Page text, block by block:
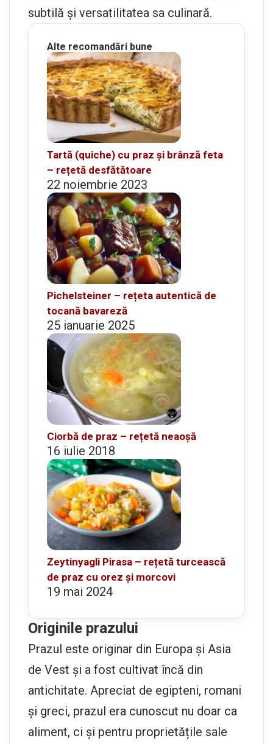
subtilă și versatilitatea sa culinară.
Alte recomandări bune
Tartă (quiche) cu praz și brânză feta
– rețetă desfătătoare
22 noiembrie 2023
Pichelsteiner – rețeta autentică de
tocană bavareză
25 ianuarie 2025
Ciorbă de praz – rețetă neaoșă
16 iulie 2018
Zeytinyagli Pirasa – rețetă turcească
de praz cu orez și morcovi
19 mai 2024
Originile prazului
Prazul este originar din Europa și Asia
de Vest și a fost cultivat încă din
antichitate. Apreciat de egipteni, romani
și greci, prazul era cunoscut nu doar ca
aliment, ci și pentru proprietățile sale